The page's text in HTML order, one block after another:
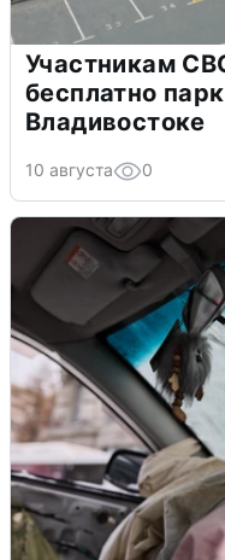
Участникам
бесплатно
Владивостоке
10 августа 0